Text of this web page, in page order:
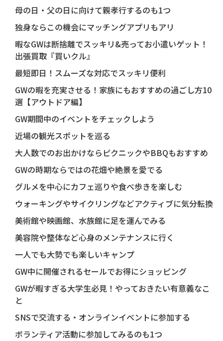
母の日・父の日に向けて親孝行するのも1つ
独身ならこの機会にマッチングアプリもアリ
暇なGWは断捨離でスッキリ&売ってお小遣いゲット！
出張買取『買いクル』
最短即日！スムーズな対応でスッキリ便利
GWの暇を充実させる！家族にもおすすめの過ごし方10
選【アウトドア編】
GW期間中のイベントをチェックしよう
近場の観光スポットを巡る
大人数でのお出かけならピクニックやBBQもおすすめ
GWの時期ならではの花畑や絶景を愛でる
グルメを中心にカフェ巡りや食べ歩きを楽しむ
ウォーキングやサイクリングなどアクティブに気分転換
美術館や映画館、水族館に足を運んでみる
美容院や整体など心身のメンテナンスに行く
一人でも大勢でも楽しいキャンプ
GW中に開催されるセールでお得にショッピング
GWが暇すぎる大学生必見！やっておきたい有意義なこ
と
SNSで交流する・オンラインイベントに参加する
ボランティア活動に参加してみるのも1つ